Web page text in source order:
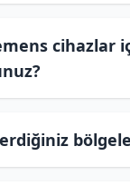
cihazlar